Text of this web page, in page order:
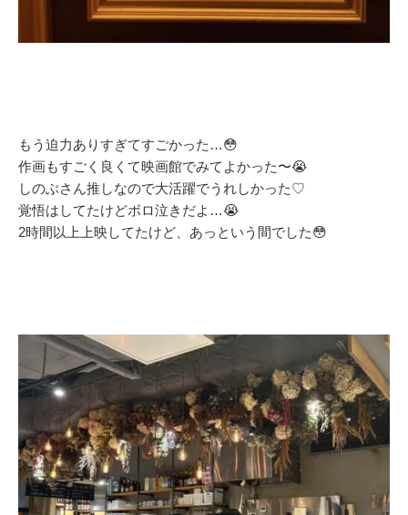
もう迫力ありすぎてすごかった…😳
作画もすごく良くて映画館でみてよかった〜😭
しのぶさん推しなので大活躍でうれしかった♡
覚悟はしてたけどボロ泣きだよ…😭
2時間以上上映してたけど、あっという間でした😳